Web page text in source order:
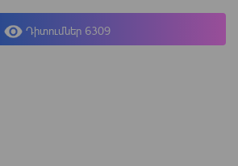
Դիտումներ 6309